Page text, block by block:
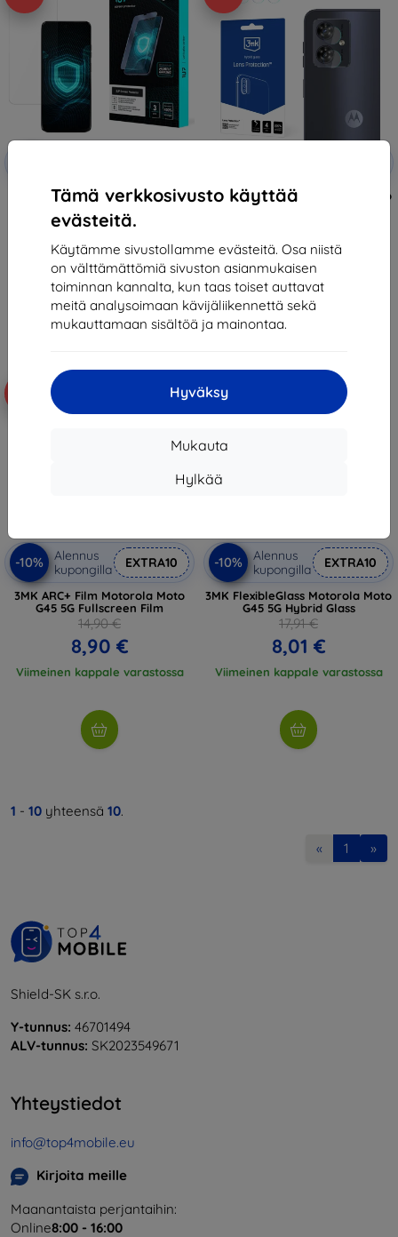
Tämä verkkosivusto käyttää
evästeitä.
Käytämme sivustollamme evästeitä. Osa niistä
on välttämättömiä sivuston asianmukaisen
toiminnan kannalta, kun taas toiset auttavat
meitä analysoimaan kävijäliikennettä sekä
mukauttamaan sisältöä ja mainontaa.
Hyväksy
Mukauta
Hylkää
3mk 1UP Protective film for
Motorola Moto G45 5G
23,89 €
21,50 €
Varastossa > 5 kpl
3MK Lens Protect Motorola Moto
G45 5G Camera lens protection
6,20 €
Viimeinen kappale varastossa
-10%
Alennus
kupongilla
EXTRA10
3MK ARC+ Film Motorola Moto
G45 5G Fullscreen Film
14,90 €
8,90 €
Viimeinen kappale varastossa
-55%
-10%
Alennus
kupongilla
EXTRA10
3MK FlexibleGlass Motorola Moto
G45 5G Hybrid Glass
17,91 €
8,01 €
Viimeinen kappale varastossa
1 - 10 yhteensä 10.
« 1 »
Shield-SK s.r.o.
Y-tunnus: 46701494
ALV-tunnus: SK2023549671
Yhteystiedot
info@top4mobile.eu
Kirjoita meille
Maanantaista perjantaihin:
Online8:00 - 16:00